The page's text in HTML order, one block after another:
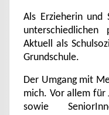
Als Erzieherin und
unterschiedlichen
Aktuell als
Grundschule.
Der Umgang mit
mich. Vor allem für
sowie